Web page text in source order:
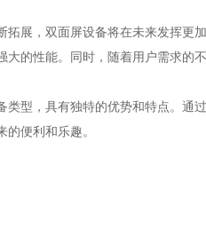
，双面屏设备将在未来发挥更
大的性能。同时，随着用户需求
，具有独特的优势和特点。通
便利和乐趣。